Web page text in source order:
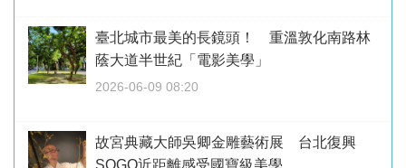
臺北城市最美的長鏡頭！ 重溫敦化南路林
蔭大道半世紀「電影美學」
2026-06-09 08:20
故宮典藏大師吳卿金雕藝術展 台北復興
SOGO近距離感受國寶級美學